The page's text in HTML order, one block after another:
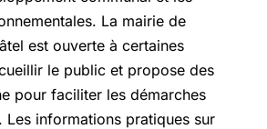
La mairie de
est ouverte à certaines
le public et propose des
pour faciliter les démarches
Les informations pratiques sur